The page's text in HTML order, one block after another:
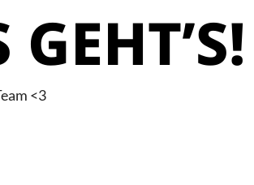
GEHT’S!
<3